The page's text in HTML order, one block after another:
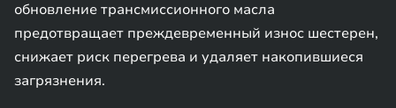
обновление трансмиссионного масла
предотвращает преждевременный износ шестерен,
снижает риск перегрева и удаляет накопившиеся
загрязнения.